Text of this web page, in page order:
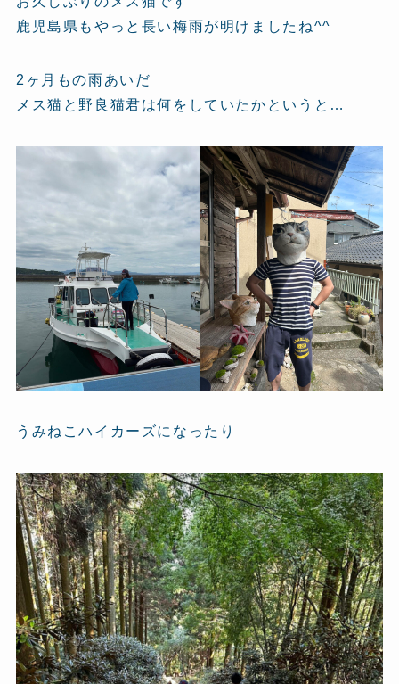
鹿児島県もやっと長い梅雨が明けましたね^^
2ヶ月もの雨あいだ
メス猫と野良猫君は何をしていたかというと…
うみねこハイカーズになったり